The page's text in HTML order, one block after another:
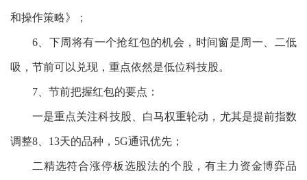
和操作策略》；
6、下周将有一个抢红包的机会，时间窗是周一、二低
吸，节前可以兑现，重点依然是低位科技股。
7、节前把握红包的要点：
一是重点关注科技股、白马权重轮动，尤其是提前指数
调整8、 13天的品种， 5G通讯优先；
二精选符合涨停板选股法的个股，有主力资金博弈品